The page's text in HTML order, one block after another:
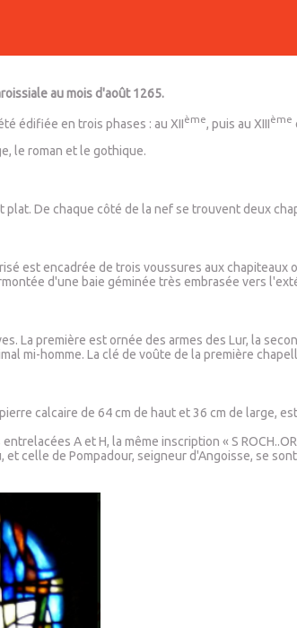
au mois d'août 1265.
édifiée en trois phases : au XIIème, puis au XIIIème
le roman et le gothique.
De chaque côté de la nef se trouvent deux
est encadrée de trois voussures aux
d'une baie géminée très embrasée vers
La première est ornée des armes des Lur, la
mi-homme. La clé de voûte de la première
calcaire de 64 cm de haut et 36 cm de large,
A et H, la même inscription « S
celle de Pompadour, seigneur d'Angoisse, se